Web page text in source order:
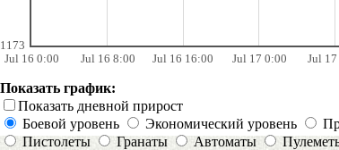
Jul 16 0:00 Jul 16 8:00 Jul 16 16:00 Jul 17 0:00 Jul
1173
Показать график:
Показать дневной прирост
Боевой уровень
Экономический уровень
Пистолеты
Гранаты Автоматы